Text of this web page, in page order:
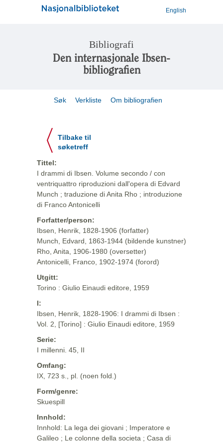
English
Bibliografi
Den internasjonale Ibsen-
bibliografien
Søk Verkliste Om bibliografien
Tilbake til
søketreff
Tittel:
I drammi di Ibsen. Volume secondo / con
ventriquattro riproduzioni dall'opera di Edvard
Munch ; traduzione di Anita Rho ; introduzione
di Franco Antonicelli
Forfatter/person:
Ibsen, Henrik, 1828-1906 (forfatter)
Munch, Edvard, 1863-1944 (bildende kunstner)
Rho, Anita, 1906-1980 (oversetter)
Antonicelli, Franco, 1902-1974 (forord)
Utgitt:
Torino : Giulio Einaudi editore, 1959
I:
Ibsen, Henrik, 1828-1906: I drammi di Ibsen :
Vol. 2, [Torino] : Giulio Einaudi editore, 1959
Serie:
I millenni. 45, II
Omfang:
IX, 723 s., pl. (noen fold.)
Form/genre:
Skuespill
Innhold:
Innhold: La lega dei giovani ; Imperatore e
Galileo ; Le colonne della societa ; Casa di